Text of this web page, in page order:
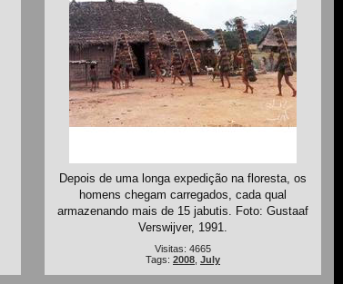
Depois de uma longa expedição na floresta, os
homens chegam carregados, cada qual
armazenando mais de 15 jabutis. Foto: Gustaaf
Verswijver, 1991.
Visitas: 4665
Tags: 2008 July